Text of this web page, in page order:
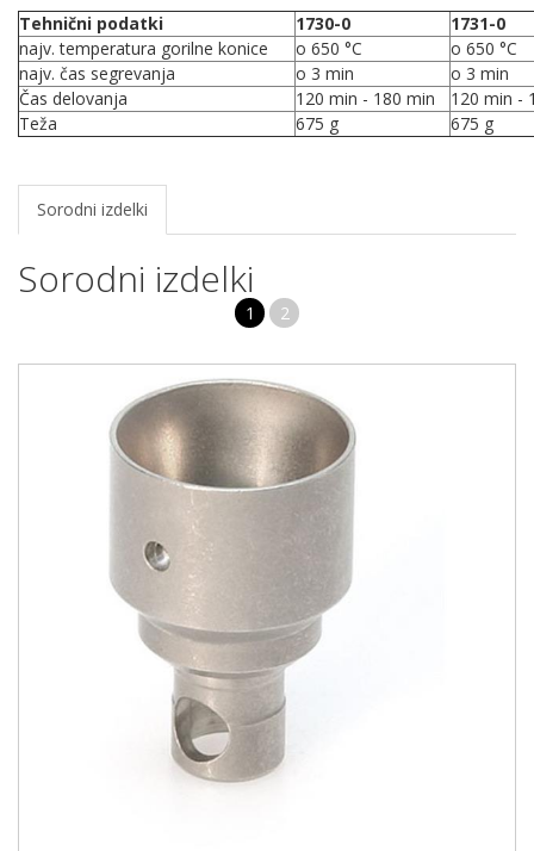
Tehnični podatki
1730-0
1731-0
najv. temperatura gorilne konice
o 650 °C
o 650 °C
najv. čas segrevanja
o 3 min
o 3 min
Čas delovanja
120 min - 180 min
120 min -
Teža
675 g 675 g
Sorodni izdelki
Sorodni izdelki
1 2